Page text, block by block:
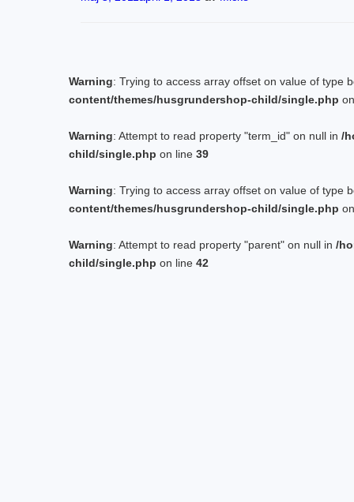
Warning: Trying to access array offset on value of type
content/themes/husgrundershop-child/single.php
Warning: Attempt to read property "term_id" on null in /
child/single.php on line 39
Warning: Trying to access array offset on value of type
content/themes/husgrundershop-child/single.php
Warning: Attempt to read property "parent" on null in /
child/single.php on line 42